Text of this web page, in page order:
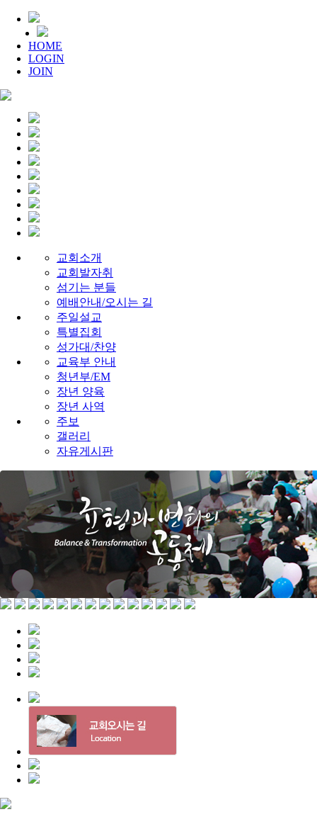
HOME
LOGIN
JOIN
교회소개
교회발자취
섬기는 분들
예배안내/오시는 길
주일설교
특별집회
성가대/찬양
교육부 안내
청년부/EM
장년 양육
장년 사역
주보
갤러리
자유게시판